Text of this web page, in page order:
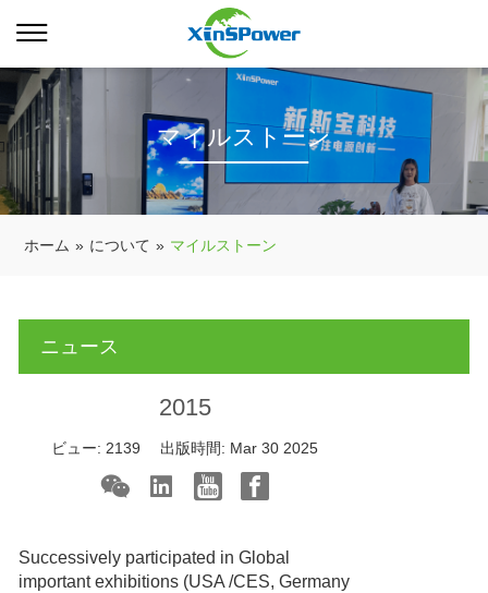
マイルストーン
ホーム » について » マイルストーン
ニュース
2015
ビュー: 2139 出版時間: Mar 30 2025
Successively participated in Global
important exhibitions (USA /CES, Germany